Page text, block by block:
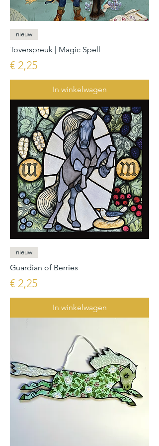
nieuw
Toverspreuk | Magic Spell
Prijs
€ 2,25
In winkelwagen
nieuw
Guardian of Berries
Prijs
€ 2,25
In winkelwagen